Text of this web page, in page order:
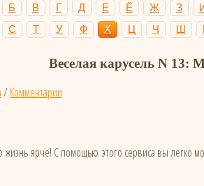
Б В Г Д Е Ё Ж З
С Т У Ф Х Ц Ч Ш
Веселая карусель N
/ Комментарии
ярче! С помощью этого сервиса вы легко